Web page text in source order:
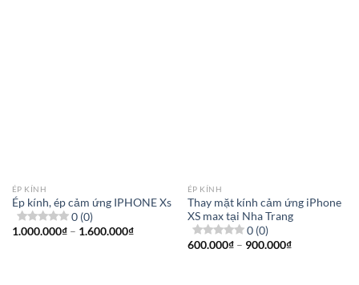
ÉP KÍNH
Ép kính, ép cảm ứng IPHONE Xs
0 (0)
1.000.000₫ – 1.600.000₫Khoảng
ÉP KÍNH
Thay mặt kính cảm ứng iPhone
XS max tại Nha Trang
0 (0)
600.000₫ – 900.000₫Khoảng